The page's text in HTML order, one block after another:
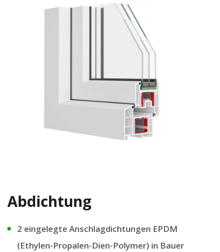
Abdichtung
2 eingelegte Anschlagdichtungen EPDM
(Ethylen-Propalen-Dien-Polymer) in Bauer